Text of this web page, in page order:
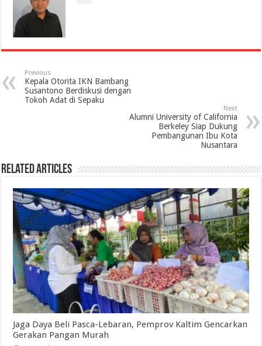
Previous
Kepala Otorita IKN Bambang
Susantono Berdiskusi dengan
Tokoh Adat di Sepaku
Next
Alumni University of California
Berkeley Siap Dukung
Pembangunan Ibu Kota
Nusantara
Related Articles
Jaga Daya Beli Pasca-Lebaran, Pemprov Kaltim Gencarkan
Gerakan Pangan Murah